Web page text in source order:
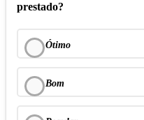
prestado?
Ótimo
Bom